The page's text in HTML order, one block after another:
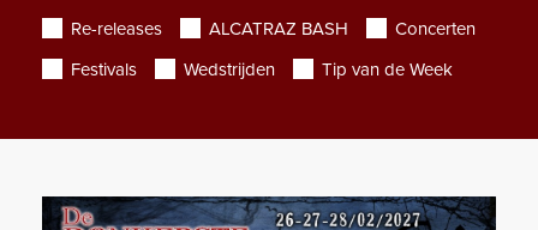
Re-releases
ALCATRAZ BASH
Concerten
Festivals
Wedstrijden Tip van de Week